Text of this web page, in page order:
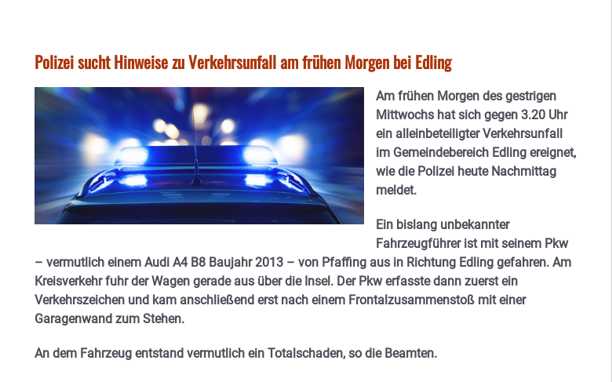
Polizei sucht Hinweise zu Verkehrsunfall am frühen Morgen bei Edling
Am frühen Morgen des gestrigen
Mittwochs hat sich gegen 3.20 Uhr
ein alleinbeteiligter Verkehrsunfall
im Gemeindebereich Edling ereignet,
wie die Polizei heute Nachmittag
meldet.
Ein bislang unbekannter
Fahrzeugführer ist mit seinem Pkw
– vermutlich einem Audi A4 B8 Baujahr 2013 – von Pfaffing aus in Richtung Edling gefahren. Am
Kreisverkehr fuhr der Wagen gerade aus über die Insel. Der Pkw erfasste dann zuerst ein
Verkehrszeichen und kam anschließend erst nach einem Frontalzusammenstoß mit einer
Garagenwand zum Stehen.
An dem Fahrzeug entstand vermutlich ein Totalschaden, so die Beamten.